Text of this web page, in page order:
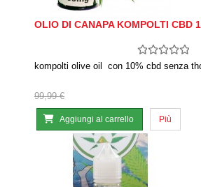
OLIO DI CANAPA KOMPOLTI CBD
kompolti olive oil con 10% cbd senza
99,99 €
Aggiungi al carrello Più